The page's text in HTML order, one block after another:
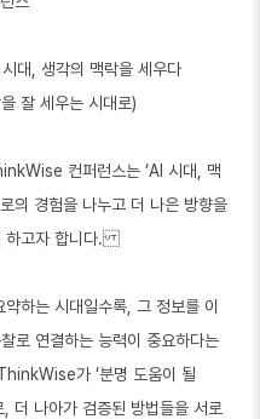
대, 생각의 맥락을 세우다
잘 세우는 시대로)
컨퍼런스는 ‘AI 시대, 맥
의 경험을 나누고 더 나은 방향을
하고자 합니다.
하는 시대일수록, 그 정보를 이
로 연결하는 능력이 중요하다는
가 ‘분명 도움이 될
, 더 나아가 검증된 방법들을 서로